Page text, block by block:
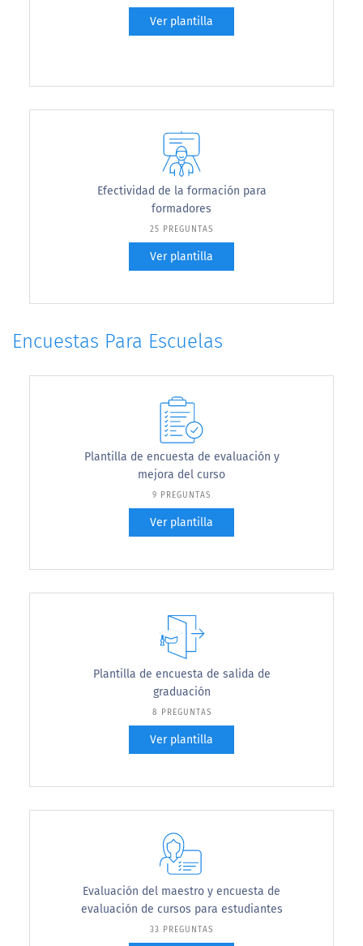
Ver plantilla
Efectividad de la formación para
formadores
25 PREGUNTAS
Ver plantilla
Encuestas Para Escuelas
Plantilla de encuesta de evaluación y
mejora del curso
9 PREGUNTAS
Ver plantilla
Plantilla de encuesta de salida de
graduación
8 PREGUNTAS
Ver plantilla
Evaluación del maestro y encuesta de
evaluación de cursos para estudiantes
33 PREGUNTAS